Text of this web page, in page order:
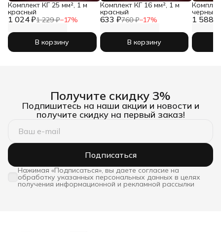
1 024 ₽1 229 ₽−17%
Комплект КГ 25 мм², 1 м
красный
В корзину
633 ₽760 ₽−17%
Комплект КГ 16 мм², 1 м
красный
В корзину
1 588 ₽
черный
Получите скидку 3%
Подпишитесь на наши акции и новости и
получите скидку на первый заказ!
Подписаться
Нажимая «Подписаться», вы даете согласие на
обработку указанных персональных данных в целях
получения информационной и рекламной рассылки